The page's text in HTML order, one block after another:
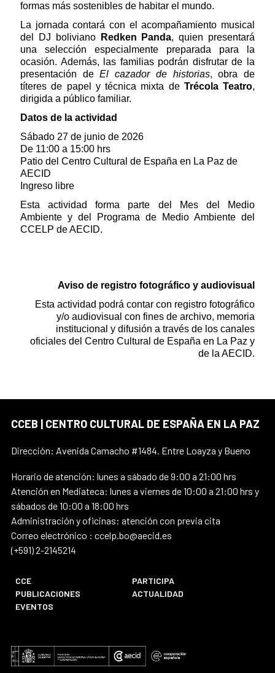
formas más sostenibles de habitar el mundo.
La jornada contará con el acompañamiento musical
del DJ boliviano
Redken Panda, quien presentará
una selección especialmente preparada para la
ocasión. Además, las familias podrán disfrutar de la
presentación deEl cazador de historias, obra de
títeres de papel y técnica mixta de Trécola Teatro,
dirigida a público familiar.
Datos de la actividad
Sábado 27 de junio de 2026
De 11:00 a 15:00 hrs
Patio del Centro Cultural de España en La Paz de
AECID
Ingreso libre
Esta actividad forma parte del Mes del Medio
Ambiente y del Programa de Medio Ambiente del
CCELP de AECID.
Aviso de registro fotográfico y audiovisual
Esta actividad podrá contar con registro fotográfico
y/o audiovisual con fines de archivo, memoria
institucional y difusión a través de los canales
oficiales del Centro Cultural de España en La Paz y
de la AECID.
CCEB | CENTRO CULTURAL DE ESPAÑA EN LA PAZ
Dirección: Avenida Camacho #1484. Entre Loayza y Bueno
Horario de atención: lunes a sábado de 9:00 a 21:00 hrs
Atención en Mediateca: lunes a viernes de 10:00 a 21:00 hrs y
sábados de 10:00 a 18:00 hrs
Administración y oficinas: atención con previa cita
Correo electrónico : ccelp.bo@aecid.es
(+591) 2-2145214
CCE
PARTICIPA
PUBLICACIONES
ACTUALIDAD
EVENTOS